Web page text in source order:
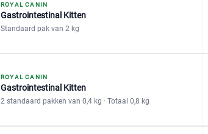
ROYAL CANIN
Gastrointestinal Kitten
Standaard pak van 2 kg
ROYAL CANIN
Gastrointestinal Kitten
2 standaard pakken van 0,4 kg · Totaal 0,8 kg